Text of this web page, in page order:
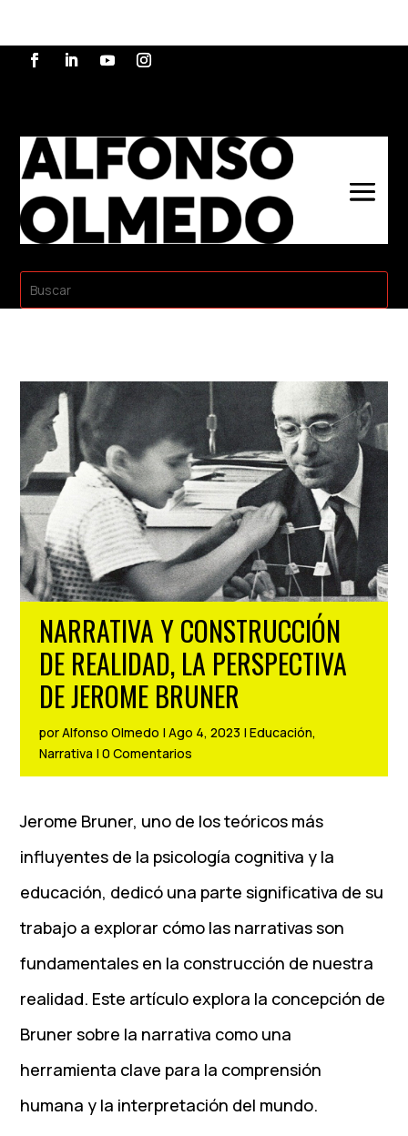
NARRATIVA Y CONSTRUCCIÓN
DE REALIDAD, LA PERSPECTIVA
DE JEROME BRUNER
porAlfonso Olmedo |Ago 4, 2023 |Educación,
Narrativa |0 Comentarios
Jerome Bruner, uno de los teóricos más
influyentes de la psicología cognitiva y la
educación, dedicó una parte significativa de su
trabajo a explorar cómo las narrativas son
fundamentales en la construcción de nuestra
realidad. Este artículo explora la concepción de
Bruner sobre la narrativa como una
herramienta clave para la comprensión
humana y la interpretación del mundo.